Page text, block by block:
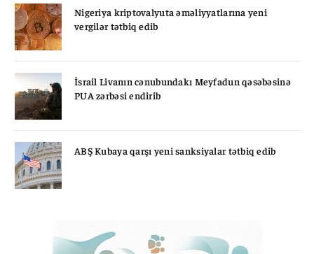
Nigeriya kriptovalyuta əməliyyatlarına yeni
vergilər tətbiq edib
İsrail Livanın cənubundakı Meyfadun qəsəbəsinə
PUA zərbəsi endirib
ABŞ Kubaya qarşı yeni sanksiyalar tətbiq edib